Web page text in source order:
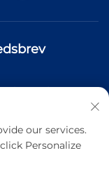
de nyeste
vores team.
our services.
Personalize